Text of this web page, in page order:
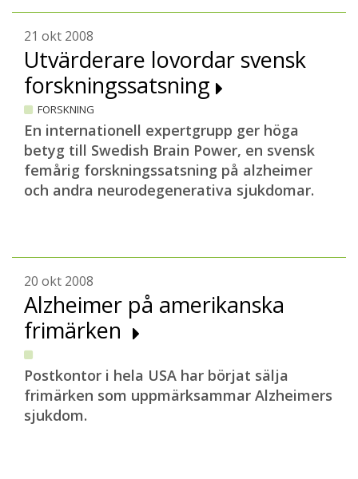
21 okt 2008
Utvärderare lovordar svensk
forskningssatsning
FORSKNING
En internationell expertgrupp ger höga
betyg till Swedish Brain Power, en svensk
femårig forskningssatsning på alzheimer
och andra neurodegenerativa sjukdomar.
20 okt 2008
Alzheimer på amerikanska
frimärken
Postkontor i hela USA har börjat sälja
frimärken som uppmärksammar Alzheimers
sjukdom.